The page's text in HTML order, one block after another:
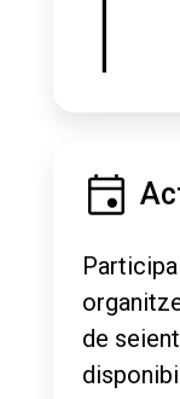
de